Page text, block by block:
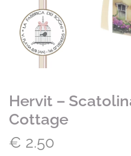
Hervit –
Cottage
€ 2.50